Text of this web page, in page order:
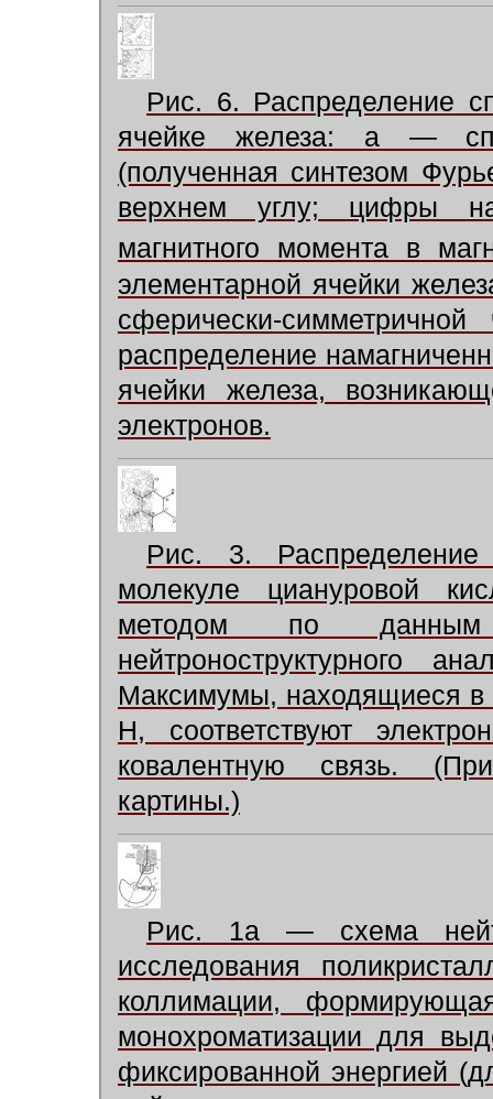
Рис. 6. Распределение
ячейке железа: а —
(полученная синтезом
верхнем углу; цифры
магнитного момента в
элементарной ячейки
сферически-
распределение
ячейки железа,
электронов.
Рис. 3. Распределение
молекуле циануровой
методом по данным
нейтроноструктурного
Максимумы, находящиеся
H, соответствуют
ковалентную связь.
картины.)
Рис. 1а — схема
исследования
коллимации,
монохроматизации для
фиксированной энергией